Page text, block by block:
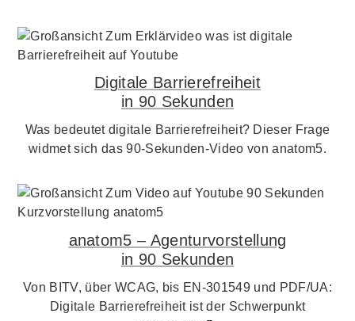
Digitale Barrierefreiheit
in 90 Sekunden
Was bedeutet digitale Barrierefreiheit? Dieser Frage
widmet sich das 90-Sekunden-Video von anatom5.
anatom5 – Agenturvorstellung
in 90 Sekunden
Von BITV, über WCAG, bis EN-301549 und PDF/UA:
Digitale Barrierefreiheit ist der Schwerpunkt